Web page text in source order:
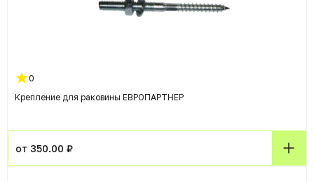
0
Крепление для раковины ЕВРОПАРТНЕР
от 350.00 ₽